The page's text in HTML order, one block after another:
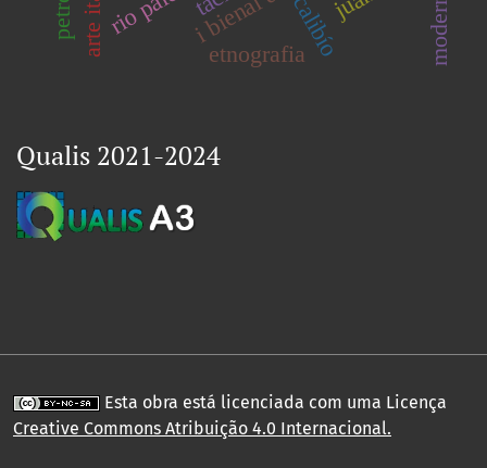
calibío
etnografia
Qualis 2021-2024
Esta obra está licenciada com uma Licença
Creative Commons Atribuição 4.0 Internacional.